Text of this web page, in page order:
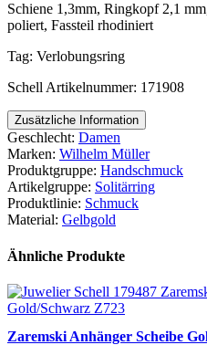
Schiene 1,3mm, Ringkopf 2,1
poliert, Fassteil rhodiniert
Tag: Verlobungsring
Schell Artikelnummer: 171908
Zusätzliche Information
Geschlecht: Damen
Marken: Wilhelm Müller
Produktgruppe: Handschmuck
Artikelgruppe: Solitärring
Produktlinie: Schmuck
Material: Gelbgold
Ähnliche Produkte
Zaremski Anhänger Scheibe